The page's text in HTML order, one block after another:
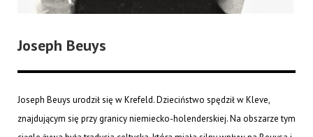
Joseph Beuys
Joseph Beuys urodził się w Krefeld. Dzieciństwo spędził w Kleve,
znajdującym się przy granicy niemiecko-holenderskiej. Na obszarze tym